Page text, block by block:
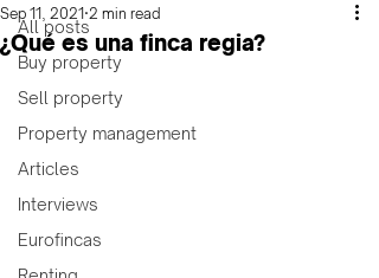
All posts
Buy property
Sell property
Property management
Articles
Interviews
Eurofincas
¿Qué es una finca regia?
Sep 11, 2021 2 min read